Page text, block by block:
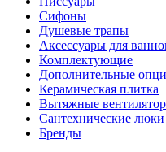
Сифоны
Душевые трапы
Аксессуары для
Комплектующие
Дополнительные
Керамическая плитка
Вытяжные
Сантехнические люки
Бренды